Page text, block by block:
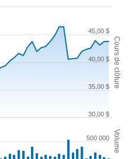
Cours de clôture
Volume
30,00 $
40,00 $
35,00 $
45,00 $
500 000